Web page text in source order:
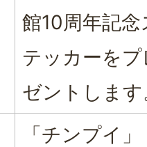
館10周年記念
テッカーをプ
ゼントします
「チンプイ」